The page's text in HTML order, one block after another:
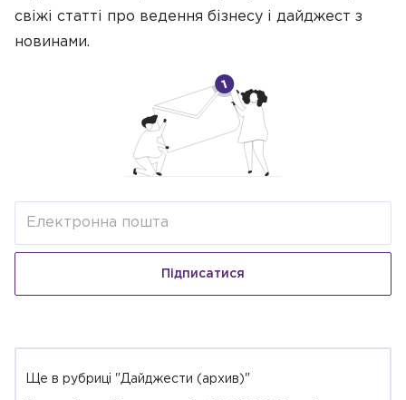
свіжі статті про ведення бізнесу і дайджест з
новинами.
Підписатися
Ще в рубриці "Дайджести (архив)"